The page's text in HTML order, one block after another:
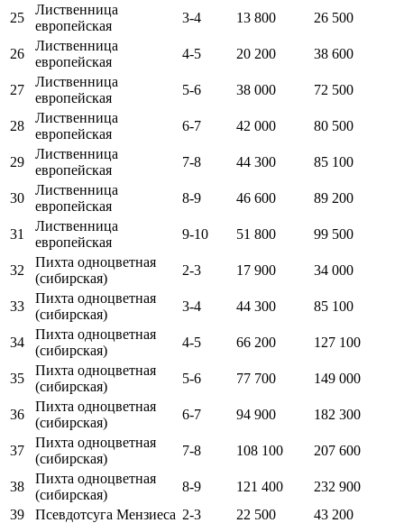
25
Лиственница
европейская
3-4 13 800 26 500
26
Лиственница
европейская
4-5 20 200 38 600
27
Лиственница
европейская
5-6 38 000 72 500
28
Лиственница
европейская
6-7 42 000 80 500
29
Лиственница
европейская
7-8 44 300 85 100
30
Лиственница
европейская
8-9 46 600 89 200
31
Лиственница
европейская
9-10 51 800 99 500
32
Пихта одноцветная
(сибирская)
2-3 17 900 34 000
33
Пихта одноцветная
(сибирская)
3-4 44 300 85 100
34
Пихта одноцветная
(сибирская)
4-5 66 200 127 100
35
Пихта одноцветная
(сибирская)
5-6 77 700 149 000
36
Пихта одноцветная
(сибирская)
6-7 94 900 182 300
37
Пихта одноцветная
(сибирская)
7-8 108 100 207 600
38
Пихта одноцветная
(сибирская)
8-9 121 400
232 900
39
Псевдотсуга Мензиеса 2-3 22 500
43 200